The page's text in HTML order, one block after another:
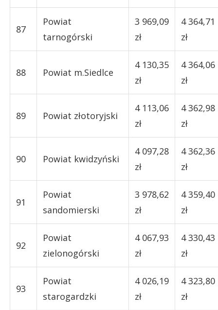
87
Powiat
tarnogórski
3 969,09
zł
4 364,71
zł
88 Powiat m.Siedlce
4 130,35
zł
4 364,06
zł
89 Powiat złotoryjski
4 113,06
zł
4 362,98
zł
90 Powiat kwidzyński
4 097,28
zł
4 362,36
zł
91
Powiat
sandomierski
3 978,62
zł
4 359,40
zł
92
Powiat
zielonogórski
4 067,93
zł
4 330,43
zł
93
Powiat
starogardzki
4 026,19
zł
4 323,80
zł